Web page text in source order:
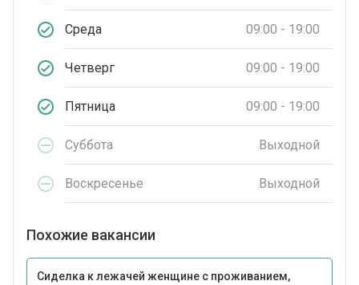
Среда 09:00 - 19:00
Четверг 09:00 - 19:00
Пятница 09:00 - 19:00
Суббота Выходной
Воскресенье Выходной
Похожие вакансии
Сиделка к лежачей женщине с проживанием,